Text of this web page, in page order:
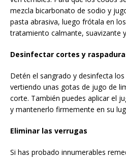
mezcla bicarbonato de sodio y
pasta abrasiva, luego frótala en
tratamiento calmante, suavizante
Desinfectar cortes y
Detén el sangrado y desinfecta
vertiendo unas gotas de jugo de
corte. También puedes aplicar el
y mantenerlo firmemente en su
Eliminar las verrugas
Si has probado innumerables